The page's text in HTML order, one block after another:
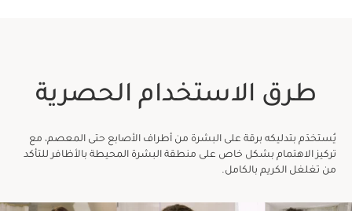
طرق الاستخدام الحصرية
يُستخدَم بتدليكه برقة على البشرة من أطراف الأصابع حتى المعصم، مع
تركيز الاهتمام بشكل خاص على منطقة البشرة المحيطة بالأظافر للتأكد
من تغلغل الكريم بالكامل.